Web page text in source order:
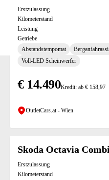
Erstzulassung
Kilometerstand
Leistung
Getriebe
Abstandstempomat
Voll-LED Scheinwerfer
€ 14.490Kredit: ab € 158,97
OutletCars.at - Wien
Skoda Octavia
Erstzulassung
Kilometerstand